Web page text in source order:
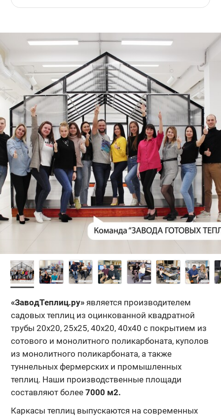
«ЗаводТеплиц.ру»является производителем
садовых теплиц из оцинкованной квадратной
трубы 20x20, 25x25, 40x20, 40х40 с покрытием из
сотового и монолитного поликарбоната, куполов
из монолитного поликарбоната, а также
туннельных фермерских и промышленных
теплиц. Наши производственные площади
составляют более 7000 м2.
Каркасы теплиц выпускаются на современных